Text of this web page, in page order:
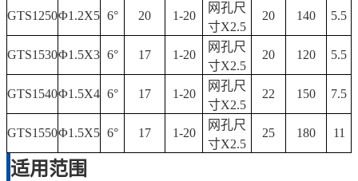
GTS1250Φ1.2X5 6° 20 1-20
网孔尺
寸X2.5
20 140 5.5
GTS1530Φ1.5X3 6° 17 1-20
网孔尺
寸X2.5
20 120 5.5
GTS1540Φ1.5X4 6° 17 1-20
网孔尺
寸X2.5
22 150 7.5
GTS1550Φ1.5X5 6° 17 1-20
网孔尺
寸X2.5
25 180 11
适用范围